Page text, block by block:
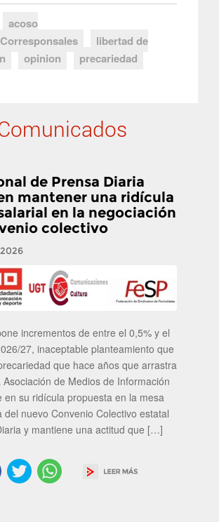
acoso
Corresponsales
libertad de
opinion precariedad
de Prensa Diaria
mantener una ridícula
en la negociación
colectivo
incrementos de entre el 0,5% y el
27, inaceptable planteamiento que
que hace años que arrastra
Asociación de Medios de Información
en su ridícula propuesta en la mesa
del nuevo Convenio Colectivo estatal
y mantiene una actitud que […]